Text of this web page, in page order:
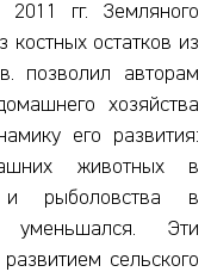
гг. Земляного
остатков из
позволил авторам
хозяйства
его развития:
животных в
рыболовства в
уменьшался. Эти
сельского